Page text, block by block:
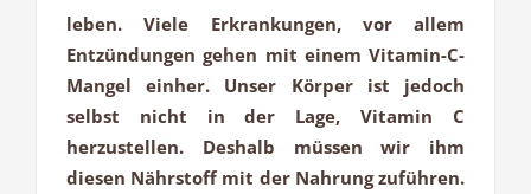
leben. Viele Erkrankungen, vor allem
Entzündungen gehen mit einem Vitamin-C-
Mangel einher. Unser Körper ist jedoch
selbst nicht in der Lage, Vitamin C
herzustellen. Deshalb müssen wir ihm
diesen Nährstoff mit der Nahrung zuführen.